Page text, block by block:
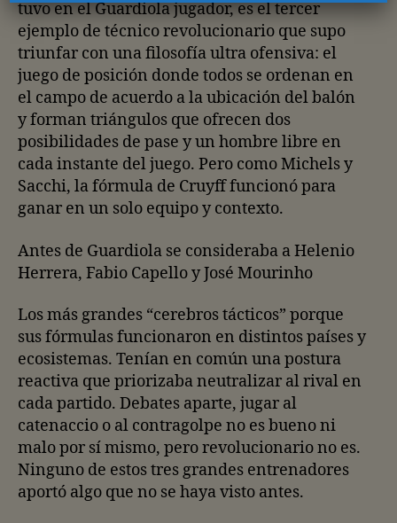
tuvo en el Guardiola jugador, es el tercer
ejemplo de técnico revolucionario que supo
triunfar con una filosofía ultra ofensiva: el
juego de posición donde todos se ordenan en
el campo de acuerdo a la ubicación del balón
y forman triángulos que ofrecen dos
posibilidades de pase y un hombre libre en
cada instante del juego. Pero como Michels y
Sacchi, la fórmula de Cruyff funcionó para
ganar en un solo equipo y contexto.
Antes de Guardiola se consideraba a Helenio
Herrera, Fabio Capello y José Mourinho
Los más grandes “cerebros tácticos” porque
sus fórmulas funcionaron en distintos países y
ecosistemas. Tenían en común una postura
reactiva que priorizaba neutralizar al rival en
cada partido. Debates aparte, jugar al
catenaccio o al contragolpe no es bueno ni
malo por sí mismo, pero revolucionario no es.
Ninguno de estos tres grandes entrenadores
aportó algo que no se haya visto antes.